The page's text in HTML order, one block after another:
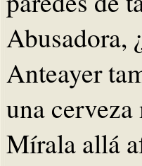
Abusadora,
Anteayer
una
Mírala allá